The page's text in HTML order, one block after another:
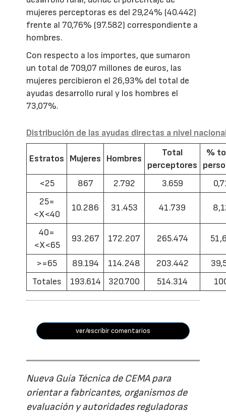
mujeres perceptoras es del 29,24% (40.442)
frente al 70,76% (97.582) correspondiente a
hombres.
Con respecto a los importes, que sumaron
un total de 709,07 millones de euros, las
mujeres percibieron el 26,93% del total de
ayudas desarrollo rural y los hombres el
73,07%.
Distribución de las ayudas directas a nivel
Estratos Mujeres Hombres
Total
perceptores
%
<25
867 2.792 3.659
25=
<X<40
10.286 31.453 41.739
40=
<X<65
93.267 172.207 265.474
>=65 89.194 114.248 203.442
Totales
193.614 320.700 514.314
ver/escribir comentarios
Nueva Guía Técnica de CEMA para
orientar a fabricantes, organismos de
evaluación y autoridades reguladoras